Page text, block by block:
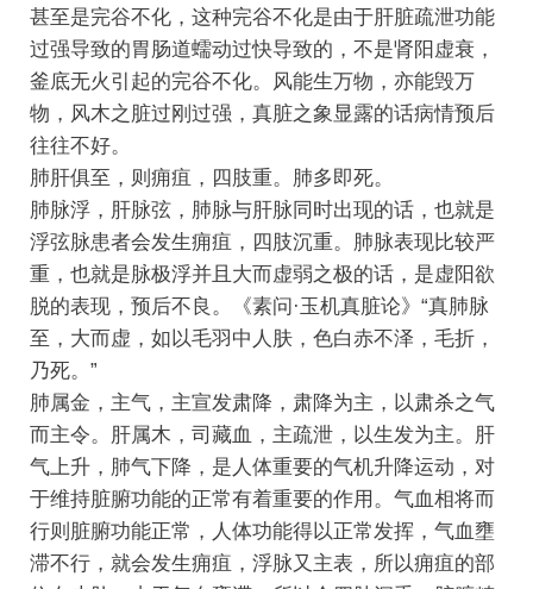
甚至是完谷不化，这种完谷不化是由于肝脏疏泄功能
过强导致的胃肠道蠕动过快导致的，不是肾阳虚衰，
釜底无火引起的完谷不化。风能生万物，亦能毁万
物，风木之脏过刚过强，真脏之象显露的话病情预后
往往不好。
肺肝俱至，则痈疽，四肢重。肺多即死。
肺脉浮，肝脉弦，肺脉与肝脉同时出现的话，也就是
浮弦脉患者会发生痈疽，四肢沉重。肺脉表现比较严
重，也就是脉极浮并且大而虚弱之极的话，是虚阳欲
脱的表现，预后不良。《素问·玉机真脏论》“真肺脉
至，大而虚，如以毛羽中人肤，色白赤不泽，毛折，
乃死。”
肺属金，主气，主宣发肃降，肃降为主，以肃杀之气
而主令。肝属木，司藏血，主疏泄，以生发为主。肝
气上升，肺气下降，是人体重要的气机升降运动，对
于维持脏腑功能的正常有着重要的作用。气血相将而
行则脏腑功能正常，人体功能得以正常发挥，气血壅
滞不行，就会发生痈疽，浮脉又主表，所以痈疽的部